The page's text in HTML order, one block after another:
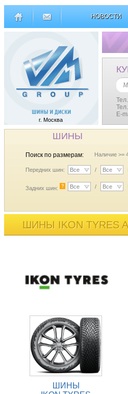
НОВОСТИ
г. Москва
E-
ШИНЫ
Поиск по размерам: Наличие >=
Передних шин: Все / Все
Задних шин: ? Все / Все
ШИНЫ IKON TYRES
ШИНЫ